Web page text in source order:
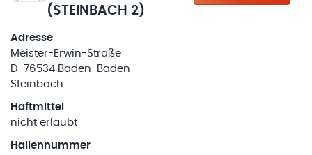
(STEINBACH 2)
Adresse
Meister-Erwin-Straße
D-76534 Baden-Baden-
Steinbach
Haftmittel
nicht erlaubt
Hallennummer